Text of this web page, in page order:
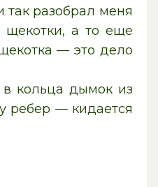
так разобрал меня
щекотки, а то еще
— это дело
кольца дымок из
ребер — кидается